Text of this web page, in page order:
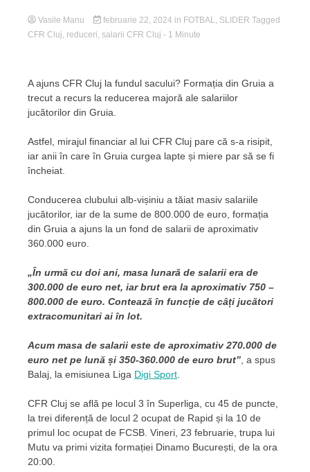
Vasile Manu februarie 22, 2024 in FOTBAL SLIDER Tagged
CFR Cluj reduceri salarii CFR Cluj - 1 Minute
A ajuns CFR Cluj la fundul sacului? Formația din Gruia a
trecut a recurs la reducerea majoră ale salariilor
jucătorilor din Gruia.
Astfel, mirajul financiar al lui CFR Cluj pare că s-a risipit,
iar anii în care în Gruia curgea lapte și miere par să se fi
încheiat.
Conducerea clubului alb-vișiniu a tăiat masiv salariile
jucătorilor, iar de la sume de 800.000 de euro, formația
din Gruia a ajuns la un fond de salarii de aproximativ
360.000 euro.
„În urmă cu doi ani, masa lunară de salarii era de
300.000 de euro net, iar brut era la aproximativ 750 –
800.000 de euro. Contează în funcție de câți jucători
extracomunitari ai în lot.
Acum masa de salarii este de aproximativ 270.000 de
euro net pe lună și 350-360.000 de euro brut” , a spus
Balaj, la emisiunea Liga Digi Sport
CFR Cluj se află pe locul 3 în Superliga, cu 45 de puncte,
la trei diferență de locul 2 ocupat de Rapid și la 10 de
primul loc ocupat de FCSB. Vineri, 23 februarie, trupa lui
Mutu va primi vizita formației Dinamo București, de la ora
20:00.